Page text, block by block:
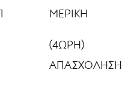
1 ΜΕΡΙΚΗ
(4ΩΡΗ)
ΑΠΑΣΧΟΛΗΣΗ